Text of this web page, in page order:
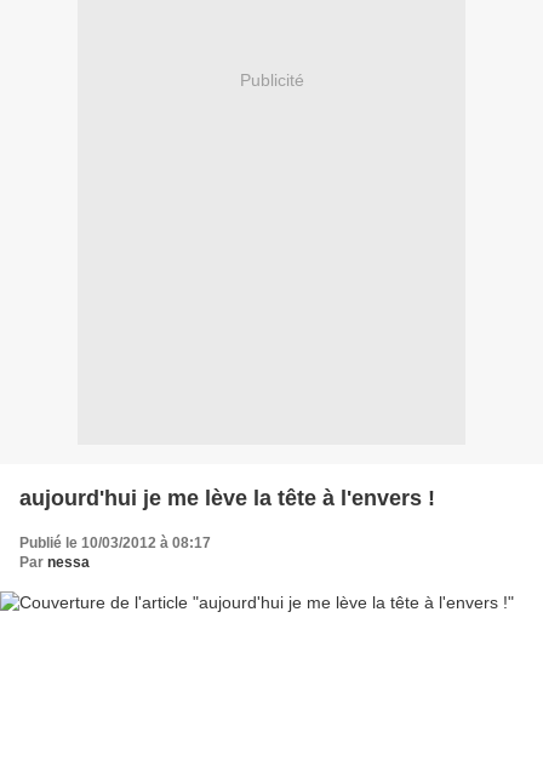
Publicité
aujourd'hui je me lève la tête à l'envers !
Publié le 10/03/2012 à 08:17
Par nessa